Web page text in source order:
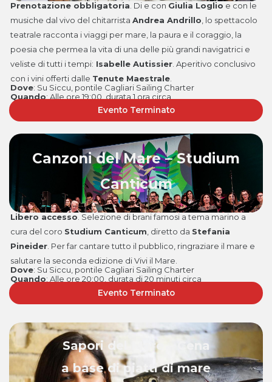
Prenotazione obbligatoria . Di e con Giulia Loglio e con le
musiche dal vivo del chitarrista Andrea Andrillo , lo spettacolo
teatrale racconta i viaggi per mare, la paura e il coraggio, la
poesia che permea la vita di una delle più grandi navigatrici e
veliste di tutti i tempi: Isabelle Autissier . Aperitivo conclusivo
con i vini offerti dalle Tenute Maestrale
Dove: Su Siccu, pontile Cagliari Sailing Charter
Quando: Alle ore 19:00, durata 1 ora circa
Evento Terminato
Canzoni del Mare – Studium
Canticum
Libero accesso. Selezione di brani famosi a tema marino a
cura del coro Studium Canticum, diretto da Stefania
Pineider. Per far cantare tutto il pubblico, ringraziare il mare e
salutare la seconda edizione di Vivi il Mare.
Dove: Su Siccu, pontile Cagliari Sailing Charter
Quando: Alle ore 20:00, durata di 20 minuti circa
Evento Terminato
Sapori del Mare – Cena
a base di piatti di mare